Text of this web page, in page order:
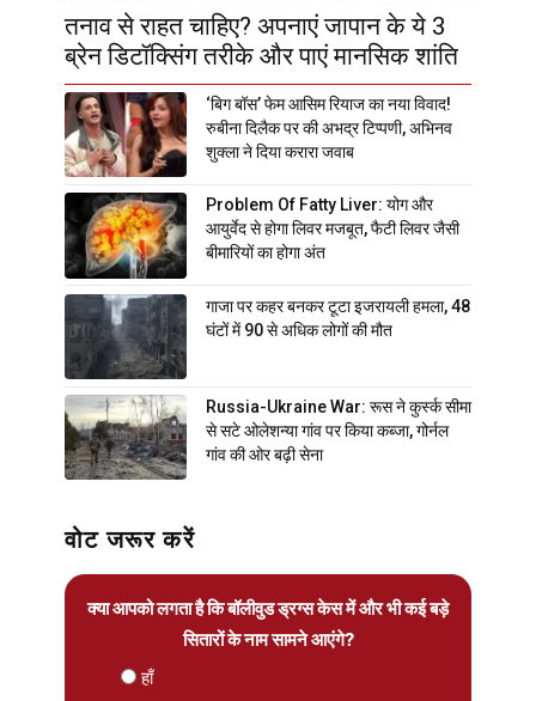
तनाव से राहत चाहिए? अपनाएं जापान के ये 3
ब्रेन डिटॉक्सिंग तरीके और पाएं मानसिक शांति
‘बिग बॉस’ फेम आसिम रियाज का नया विवाद!
रुबीना दिलैक पर की अभद्र टिप्पणी, अभिनव
शुक्ला ने दिया करारा जवाब
Problem Of Fatty Liver: योग और
आयुर्वेद से होगा लिवर मजबूत, फैटी लिवर जैसी
बीमारियों का होगा अंत
गाजा पर कहर बनकर टूटा इजरायली हमला, 48
घंटों में 90 से अधिक लोगों की मौत
Russia-Ukraine War: रूस ने कुर्स्क सीमा
से सटे ओलेशन्या गांव पर किया कब्जा, गोर्नल
गांव की ओर बढ़ी सेना
वोट जरूर करें
क्या आपको लगता है कि बॉलीवुड ड्रग्स केस में और भी कई बड़े
सितारों के नाम सामने आएंगे?
हाँ